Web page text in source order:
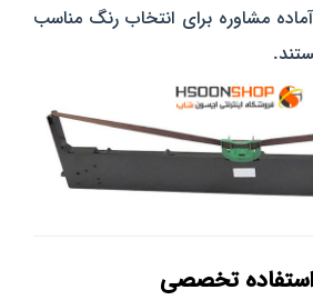
مشاوره برای انتخاب رنگ مناسب
استفاده تخصصی